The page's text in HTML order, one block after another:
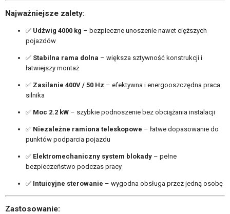
Najważniejsze zalety:
✅ Udźwig 4000 kg – bezpieczne unoszenie nawet cięższych
pojazdów
✅ Stabilna rama dolna – większa sztywność konstrukcji i
łatwiejszy montaż
✅ Zasilanie 400V / 50 Hz – efektywna i energooszczędna praca
silnika
✅ Moc 2.2 kW – szybkie podnoszenie bez obciążania instalacji
✅ Niezależne ramiona teleskopowe – łatwe dopasowanie do
punktów podparcia pojazdu
✅ Elektromechaniczny system blokady – pełne
bezpieczeństwo podczas pracy
✅ Intuicyjne sterowanie – wygodna obsługa przez jedną osobę
Zastosowanie: